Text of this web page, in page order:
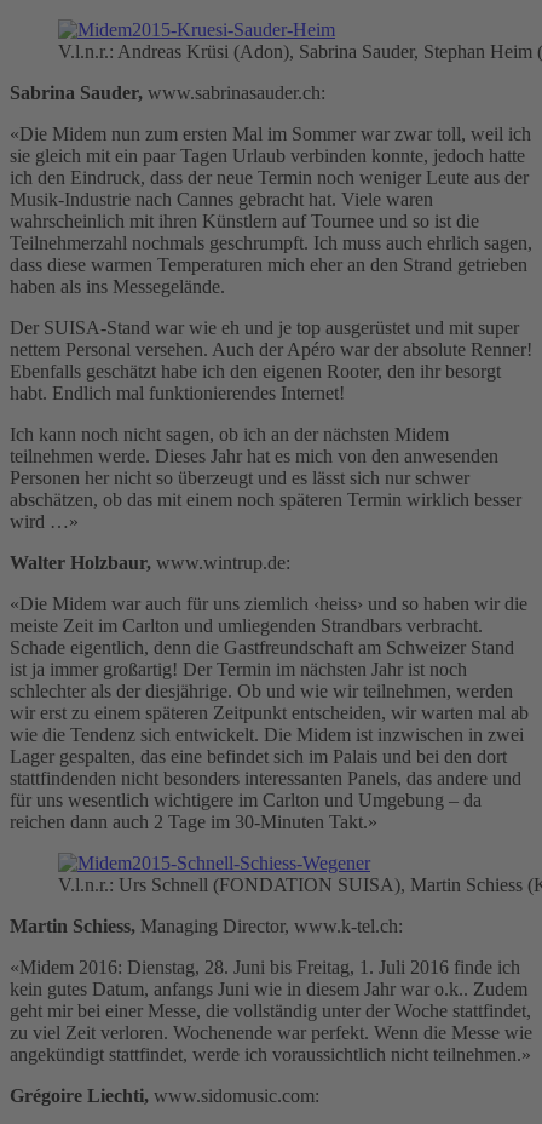
V.l.n.r.: Andreas Krüsi (Adon), Sabrina Sauder, Stephan Heim
Sabrina Sauder, www.sabrinasauder.ch:
«Die Midem nun zum ersten Mal im Sommer war zwar toll, weil ich
sie gleich mit ein paar Tagen Urlaub verbinden konnte, jedoch hatte
ich den Eindruck, dass der neue Termin noch weniger Leute aus der
Musik-Industrie nach Cannes gebracht hat. Viele waren
wahrscheinlich mit ihren Künstlern auf Tournee und so ist die
Teilnehmerzahl nochmals geschrumpft. Ich muss auch ehrlich sagen,
dass diese warmen Temperaturen mich eher an den Strand getrieben
haben als ins Messegelände.
Der SUISA-Stand war wie eh und je top ausgerüstet und mit super
nettem Personal versehen. Auch der Apéro war der absolute Renner!
Ebenfalls geschätzt habe ich den eigenen Rooter, den ihr besorgt
habt. Endlich mal funktionierendes Internet!
Ich kann noch nicht sagen, ob ich an der nächsten Midem
teilnehmen werde. Dieses Jahr hat es mich von den anwesenden
Personen her nicht so überzeugt und es lässt sich nur schwer
abschätzen, ob das mit einem noch späteren Termin wirklich besser
wird …»
Walter Holzbaur, www.wintrup.de:
«Die Midem war auch für uns ziemlich ‹heiss› und so haben wir die
meiste Zeit im Carlton und umliegenden Strandbars verbracht.
Schade eigentlich, denn die Gastfreundschaft am Schweizer Stand
ist ja immer großartig! Der Termin im nächsten Jahr ist noch
schlechter als der diesjährige. Ob und wie wir teilnehmen, werden
wir erst zu einem späteren Zeitpunkt entscheiden, wir warten mal ab
wie die Tendenz sich entwickelt. Die Midem ist inzwischen in zwei
Lager gespalten, das eine befindet sich im Palais und bei den dort
stattfindenden nicht besonders interessanten Panels, das andere und
für uns wesentlich wichtigere im Carlton und Umgebung – da
reichen dann auch 2 Tage im 30-Minuten Takt.»
V.l.n.r.: Urs Schnell (FONDATION SUISA), Martin Schiess
Martin Schiess, Managing Director, www.k-tel.ch:
«Midem 2016: Dienstag, 28. Juni bis Freitag, 1. Juli 2016 finde ich
kein gutes Datum, anfangs Juni wie in diesem Jahr war o.k.. Zudem
geht mir bei einer Messe, die vollständig unter der Woche stattfindet,
zu viel Zeit verloren. Wochenende war perfekt. Wenn die Messe wie
angekündigt stattfindet, werde ich voraussichtlich nicht teilnehmen.»
Grégoire Liechti, www.sidomusic.com: